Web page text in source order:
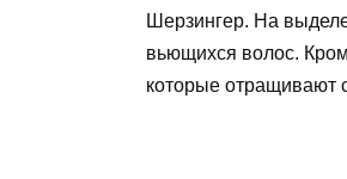
Шерзингер. На
вьющихся волос.
которые отращивают